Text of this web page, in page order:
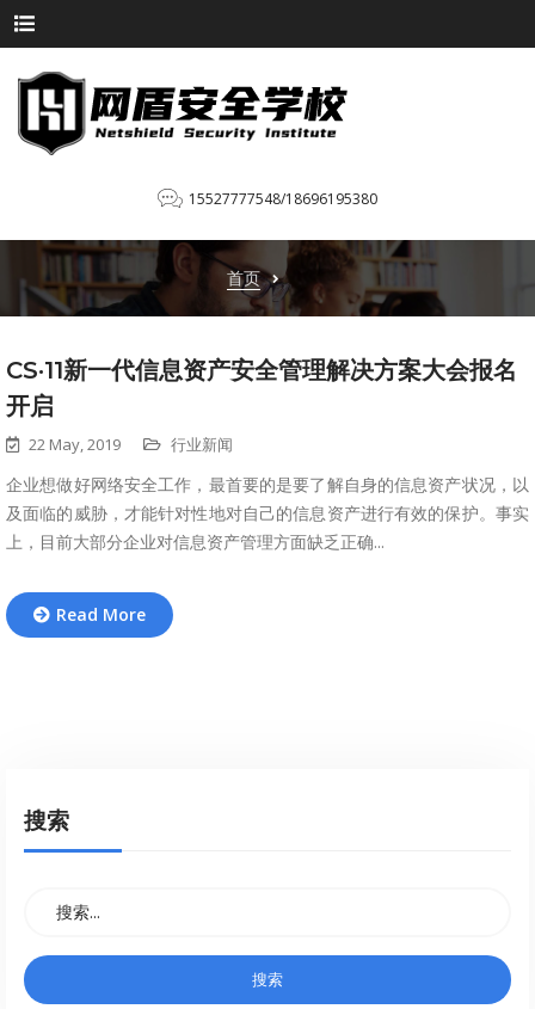
15527777548/18696195380
首页
CS·11新一代信息资产安全管理解决方案大会报名
开启
22 May, 2019 行业新闻
企业想做好网络安全工作，最首要的是要了解自身的信息资产状况，以
及面临的威胁，才能针对性地对自己的信息资产进行有效的保护。事实
上，目前大部分企业对信息资产管理方面缺乏正确...
Read More
搜索